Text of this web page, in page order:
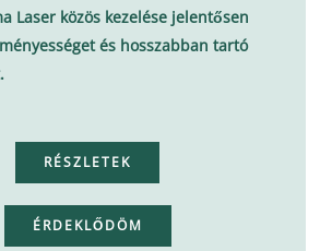
Laser közös kezelése jelentősen
és hosszabban tartó
RÉSZLETEK
ÉRDEKLŐDÖM